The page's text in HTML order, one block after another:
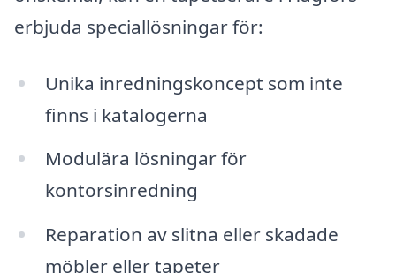
erbjuda speciallösningar för:
Unika inredningskoncept som inte
finns i katalogerna
Modulära lösningar för
kontorsinredning
Reparation av slitna eller skadade
möbler eller tapeter